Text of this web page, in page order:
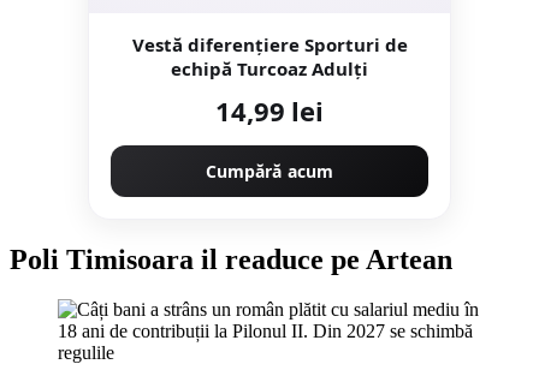
Vestă diferențiere Sporturi de
echipă Turcoaz Adulți
14,99 lei
Cumpără acum
Poli Timisoara il readuce pe Artean